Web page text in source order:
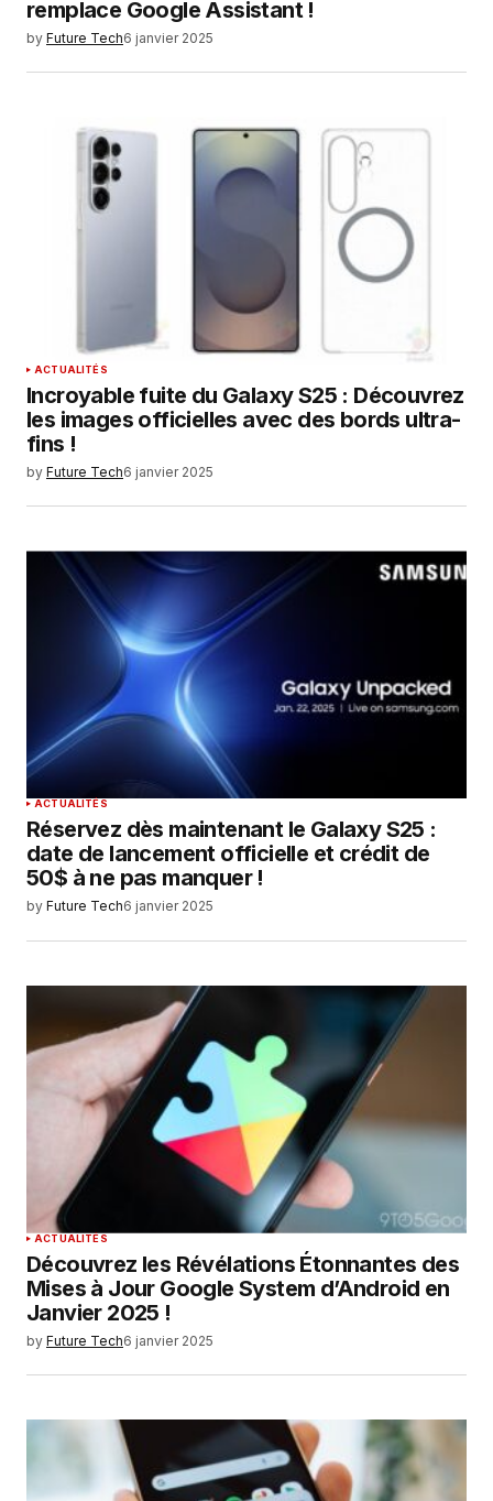
remplace Google Assistant !
by Future Tech6 janvier 2025
ACTUALITÉS
Incroyable fuite du Galaxy S25 : Découvrez
les images officielles avec des bords ultra-
fins !
by Future Tech6 janvier 2025
ACTUALITÉS
Réservez dès maintenant le Galaxy S25 :
date de lancement officielle et crédit de
50$ à ne pas manquer !
by Future Tech6 janvier 2025
ACTUALITÉS
Découvrez les Révélations Étonnantes des
Mises à Jour Google System d’Android en
Janvier 2025 !
by Future Tech6 janvier 2025